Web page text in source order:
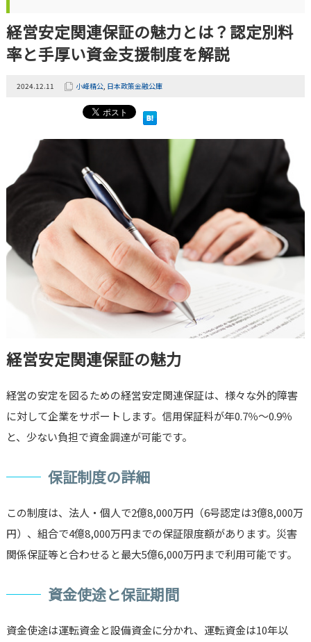
経営安定関連保証の魅力とは？認定別料
率と手厚い資金支援制度を解説
2024.12.11 小峰精公, 日本政策金融公庫
経営安定関連保証の魅力
経営の安定を図るための経営安定関連保証は、様々な外的障害
に対して企業をサポートします。信用保証料が年0.7％～0.9％
と、少ない負担で資金調達が可能です。
保証制度の詳細
この制度は、法人・個人で2億8,000万円（6号認定は3億8,000万
円）、組合で4億8,000万円までの保証限度額があります。災害
関係保証等と合わせると最大5億6,000万円まで利用可能です。
資金使途と保証期間
資金使途は運転資金と設備資金に分かれ、運転資金は10年以